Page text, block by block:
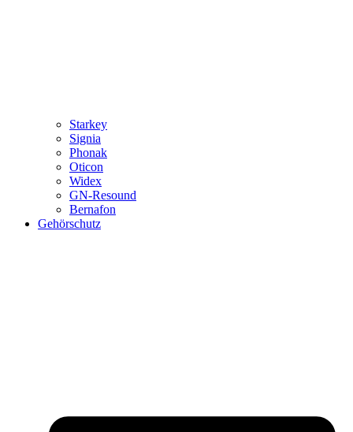
Starkey
Signia
Phonak
Oticon
Widex
GN-Resound
Bernafon
Gehörschutz